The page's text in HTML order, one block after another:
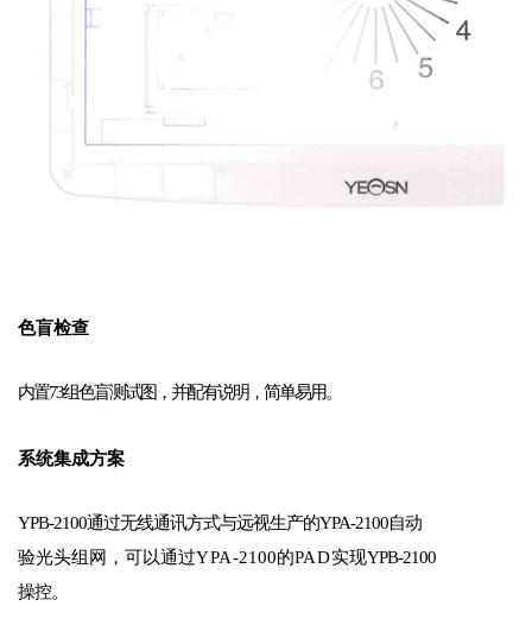
色盲检查
内置73组色盲测试图，并配有说明，简单易用。
系统集成方案
YPB-2100通过无线通讯方式与远视生产的YPA-2100自动
验光头组网，可以通过YPA-2100的PAD实现YPB-2100
操控。